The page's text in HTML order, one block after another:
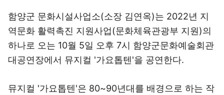
함양군 문화시설사업소(소장 김연옥)는 2022년 지
역문화 활력촉진 지원사업(문화체육관광부 지원)의
하나로 오는 10월 5일 오후 7시 함양군문화예술회관
대공연장에서 뮤지컬 '가요톱텐'을 공연한다.
뮤지컬 '가요톱텐'은 80~90년대를 배경으로 하는 작